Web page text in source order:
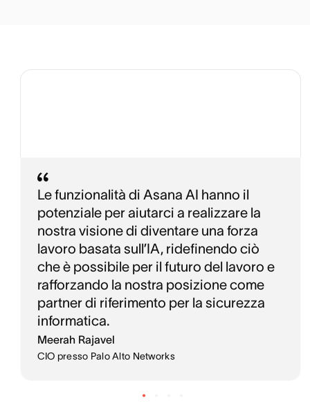
Le funzionalità di Asana AI hanno il
potenziale per aiutarci a realizzare la
nostra visione di diventare una forza
lavoro basata sull’IA, ridefinendo ciò
che è possibile per il futuro del lavoro e
rafforzando la nostra posizione come
partner di riferimento per la sicurezza
informatica.
Meerah Rajavel
CIO presso Palo Alto Networks